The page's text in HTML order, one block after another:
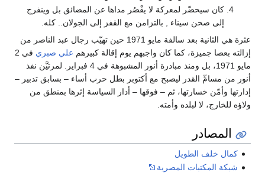
كان سيحضّر لمعركة لا يقْصُر مداها عن المضائق بل وينفرج
إلى صحن سيناء , بالتزامن مع القفز إلى الجولان.. كله.
عثرة هي الثانية بعد سالفة مايو 1971 حين تهيّب رجال عبد الناصر من
إزالته بعصا جميزة، كما كان واجبهم يوم إقالة كبيرهم علي صبري
في 2
مايو 1971، بل ومنذ مبادرة أنور المشبوهة في 4 فبراير. لمرتيَّن نفذ
أنور من مسامِّ القدر ليصبح مع أكتوبر بطل حرب أساء – بسابق تدبير –
إدارتها وأمّن خسارتها، ثم – فوقها – أدار السياسة إثرها بمنطق من
ولاؤه للخارج، لا لبلده وأمته.
المصادر
كمال خلف الطويل
شبكة المكتبات المصرية